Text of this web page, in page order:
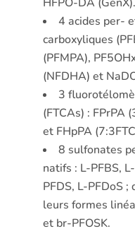
4 acides per-
carboxyliques
(PFMPA),
(NFDHA) et
3
(FTCAs) : FPrPA
et FHpPA
8 sulfonates
natifs : L-PFBS,
PFDS, L-PFDoS ;
leurs formes
et br-PFOSK.